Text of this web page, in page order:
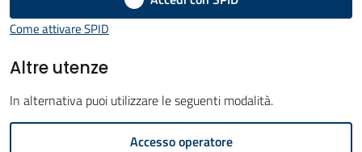
Menu selezionato
Servizi
Vivere
il
Comune
Come attivare SPID
Altre utenze
In alternativa puoi utilizzare le seguenti modalità.
Accesso operatore